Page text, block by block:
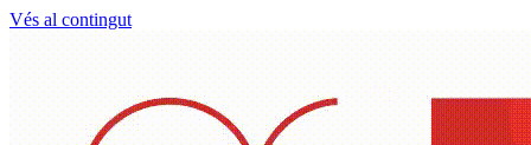
Vés al contingut